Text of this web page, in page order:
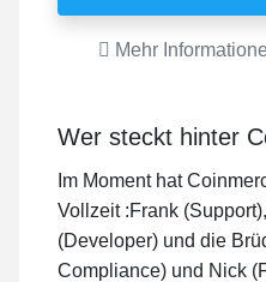
Mehr
Wer steckt hinter
Im Moment hat
Vollzeit :Frank
(Developer) und die
Compliance) und Nick